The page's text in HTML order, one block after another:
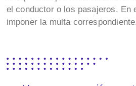
el conductor o los pasajeros. En
imponer la multa